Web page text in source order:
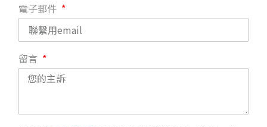
電子郵件
留言